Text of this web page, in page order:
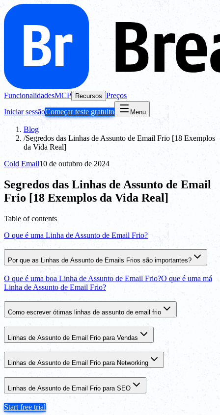
FuncionalidadesMCP Recursos Preços
Iniciar sessãoComeçar teste gratuito Menu
Blog
/Segredos das Linhas de Assunto de Email Frio [18 Exemplos
da Vida Real]
Cold Email10 de outubro de 2024
Segredos das Linhas de Assunto de Email
Frio [18 Exemplos da Vida Real]
Table of contents
O que é uma Linha de Assunto de Email Frio?
Por que as Linhas de Assunto de Emails Frios são importantes?
O que é uma boa Linha de Assunto de Email Frio?O que é uma má
Linha de Assunto de Email Frio?
Como escrever ótimas linhas de assunto de email frio
Linhas de Assunto de Email Frio para Vendas
Linhas de Assunto de Email Frio para Networking
Linhas de Assunto de Email Frio para SEO
Start free trial